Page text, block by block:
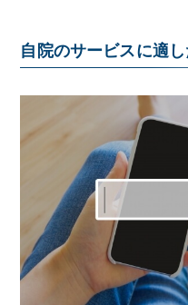
自院のサービスに適